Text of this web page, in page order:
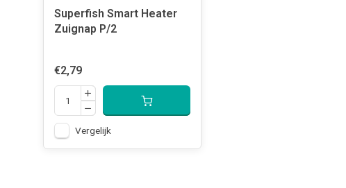
Superfish Smart Heater
Zuignap P/2
€2,79
Vergelijk